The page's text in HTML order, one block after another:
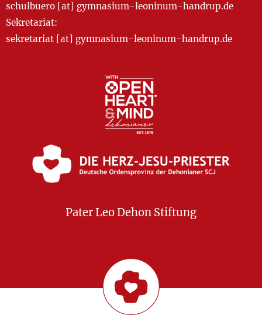
schulbuero [at] gymnasium-leoninum-handrup.de
Sekretariat:
sekretariat [at] gymnasium-leoninum-handrup.de
Pater Leo Dehon Stiftung